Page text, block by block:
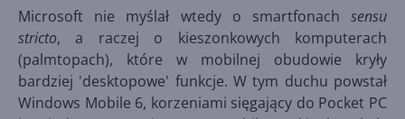
Microsoft nie myślał wtedy o smartfonach sensu
stricto, a raczej o kieszonkowych komputerach
(palmtopach), które w mobilnej obudowie kryły
bardziej 'desktopowe' funkcje. W tym duchu powstał
Windows Mobile 6, korzeniami sięgający do Pocket PC